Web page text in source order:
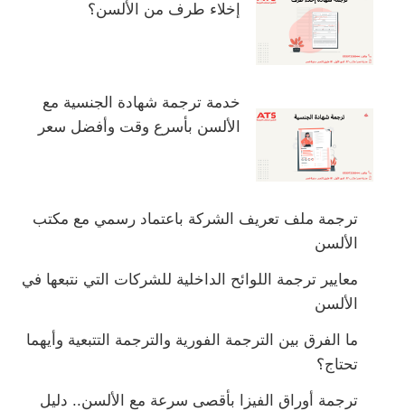
إخلاء طرف من الألسن؟
خدمة ترجمة شهادة الجنسية مع
الألسن بأسرع وقت وأفضل سعر
ترجمة ملف تعريف الشركة باعتماد رسمي مع مكتب
الألسن
معايير ترجمة اللوائح الداخلية للشركات التي نتبعها في
الألسن
ما الفرق بين الترجمة الفورية والترجمة التتبعية وأيهما
تحتاج؟
ترجمة أوراق الفيزا بأقصى سرعة مع الألسن.. دليل